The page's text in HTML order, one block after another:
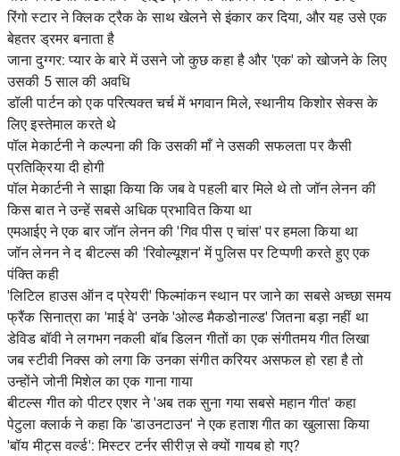
रिंगो स्टार ने क्लिक ट्रैक के साथ खेलने से इंकार कर दिया, और यह उसे एक
बेहतर ड्रमर बनाता है
जाना दुग्गर: प्यार के बारे में उसने जो कुछ कहा है और 'एक' को खोजने के लिए
उसकी 5 साल की अवधि
डॉली पार्टन को एक परित्यक्त चर्च में भगवान मिले, स्थानीय किशोर सेक्स के
लिए इस्तेमाल करते थे
पॉल मेकार्टनी ने कल्पना की कि उसकी माँ ने उसकी सफलता पर कैसी
प्रतिक्रिया दी होगी
पॉल मेकार्टनी ने साझा किया कि जब वे पहली बार मिले थे तो जॉन लेनन की
किस बात ने उन्हें सबसे अधिक प्रभावित किया था
एमआईए ने एक बार जॉन लेनन की 'गिव पीस ए चांस' पर हमला किया था
जॉन लेनन ने द बीटल्स की 'रिवोल्यूशन' में पुलिस पर टिप्पणी करते हुए एक
पंक्ति कही
'लिटिल हाउस ऑन द प्रेयरी' फिल्मांकन स्थान पर जाने का सबसे अच्छा समय
फ्रैंक सिनात्रा का 'माई वे' उनके 'ओल्ड मैकडोनाल्ड' जितना बड़ा नहीं था
डेविड बॉवी ने लगभग नकली बॉब डिलन गीतों का एक संगीतमय गीत लिखा
जब स्टीवी निक्स को लगा कि उनका संगीत करियर असफल हो रहा है तो
उन्होंने जोनी मिशेल का एक गाना गाया
बीटल्स गीत को पीटर एशर ने 'अब तक सुना गया सबसे महान गीत' कहा
पेटुला क्लार्क ने कहा कि 'डाउनटाउन' ने एक हताश गीत का खुलासा किया
'बॉय मीट्स वर्ल्ड': मिस्टर टर्नर सीरीज़ से क्यों गायब हो गए?